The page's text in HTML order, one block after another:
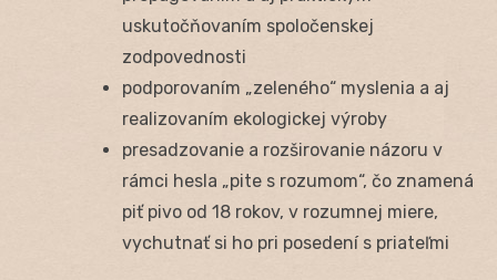
uskutočňovaním spoločenskej
zodpovednosti
podporovaním „zeleného“ myslenia a aj
realizovaním ekologickej výroby
presadzovanie a rozširovanie názoru v
rámci hesla „pite s rozumom“, čo znamená
piť pivo od 18 rokov, v rozumnej miere,
vychutnať si ho pri posedení s priateľmi